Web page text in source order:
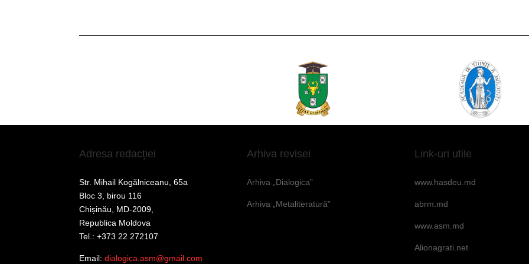
Adresa redacției Arhiva revisei Link-uri utile
Str. Mihail Kogălniceanu, 65a
Bloc 3, birou 116
Chișinău, MD-2009,
Republica Moldova
Tel.: +373 22 272107
Email:dialogica.asm@gmail.com
Arhiva „Dialogica”
Arhiva „Metaliteratură”
www.hasdeu.md
abrm.md
www.asm.md
Alionagrati.net